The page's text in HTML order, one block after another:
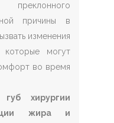
преклонного
причины в
изменения
могут
во время
хирургии
жира и